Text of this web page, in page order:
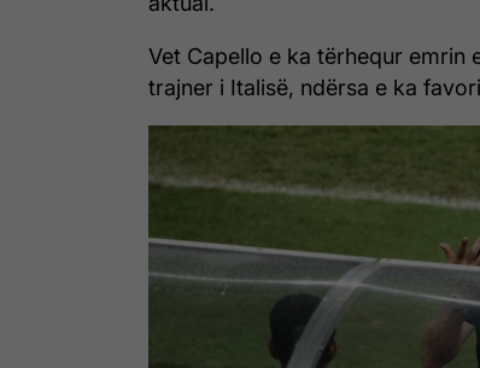
Vet Capello e ka tërhequr emrin
trajner i Italisë, ndërsa e ka